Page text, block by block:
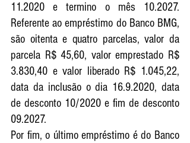
11.2020 e termino o mês 10.2027.
Referente ao empréstimo do Banco BMG,
são oitenta e quatro parcelas, valor da
parcela R$ 45,60, valor emprestado R$
3.830,40 e valor liberado R$ 1.045,22,
data da inclusão o dia 16.9.2020, data
de desconto 10/2020 e fim de desconto
09.2027.
Por fim, o último empréstimo é do Banco